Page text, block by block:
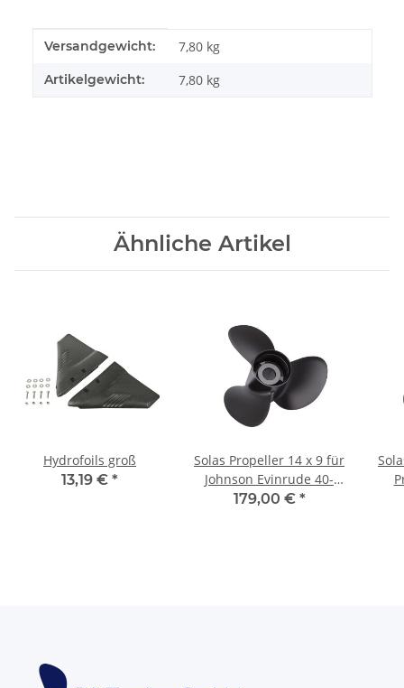
Produkteigenschaft
Wert
Versandgewicht: 7,80 kg
Artikelgewicht: 7,80 kg
Ähnliche Artikel
Hydrofoils groß
13,19 € *
Solas Propeller 14 x 9 für
Johnson Evinrude 40-
140PS 13 Zähnen 3 Blatt
179,00 € *